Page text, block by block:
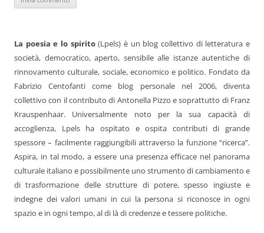
La poesia e lo spirito(Lpels) è un blog collettivo di letteratura e
società, democratico, aperto, sensibile alle istanze autentiche di
rinnovamento culturale, sociale, economico e politico. Fondato da
Fabrizio Centofanti come blog personale nel 2006, diventa
collettivo con il contributo di Antonella Pizzo e soprattutto di Franz
Krauspenhaar. Universalmente noto per la sua capacità di
accoglienza, Lpels ha ospitato e ospita contributi di grande
spessore – facilmente raggiungibili attraverso la funzione “ricerca”.
Aspira, in tal modo, a essere una presenza efficace nel panorama
culturale italiano e possibilmente uno strumento di cambiamento e
di trasformazione delle strutture di potere, spesso ingiuste e
indegne dei valori umani in cui la persona si riconosce in ogni
spazio e in ogni tempo, al di là di credenze e tessere politiche.